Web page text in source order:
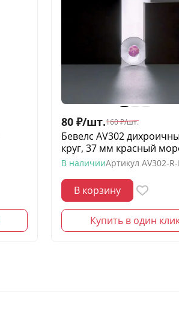
80 ₽/шт.160 ₽/шт.
Бевелс AV302
круг, 37 мм красный
В наличииАртикул AV302-
В корзину
Купить в один